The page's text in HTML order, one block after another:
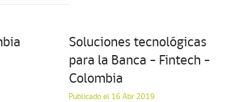
Soluciones tecnológicas
para la Banca – Fintech –
Colombia
Publicado el 16 Abr 2019